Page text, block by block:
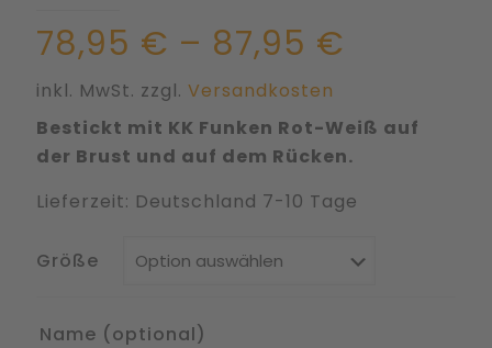
78,95 € – 87,95 €
inkl. MwSt. zzgl. Versandkosten
Bestickt mit KK Funken Rot-Weiß auf
der Brust und auf dem Rücken.
Lieferzeit: Deutschland 7-10 Tage
Größe
Name (optional)